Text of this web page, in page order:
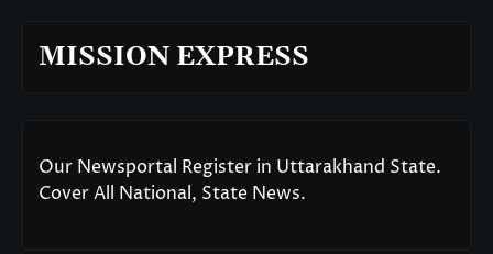
MISSION EXPRESS
Our Newsportal Register in Uttarakhand State.
Cover All National, State News.